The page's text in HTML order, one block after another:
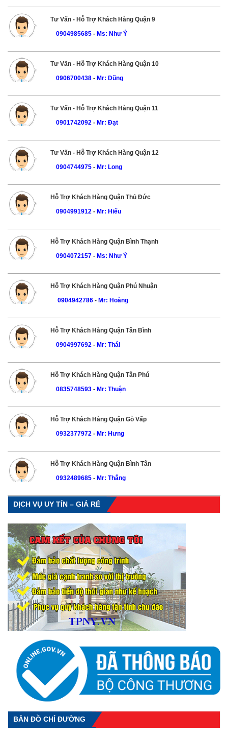
Tư Vấn - Hỗ Trợ Khách Hàng Quận 9
0904985685- Ms: Như Ý
Tư Vấn - Hỗ Trợ Khách Hàng Quận 10
0906700438- Mr: Dũng
Tư Vấn - Hỗ Trợ Khách Hàng Quận 11
0901742092- Mr: Đạt
Tư Vấn - Hỗ Trợ Khách Hàng Quận 12
0904744975- Mr: Long
Hỗ Trợ Khách Hàng Quận Thủ Đức
0904991912- Mr: Hiếu
Hỗ Trợ Khách Hàng Quận Bình Thạnh
0904072157- Ms: Như Ý
Hỗ Trợ Khách Hàng Quận Phú Nhuận
0904942786- Mr: Hoàng
Hỗ Trợ Khách Hàng Quận Tân Bình
0904997692- Mr: Thái
Hỗ Trợ Khách Hàng Quận Tân Phú
0835748593- Mr: Thuận
Hỗ Trợ Khách Hàng Quận Gò Vấp
0932377972- Mr: Hưng
Hỗ Trợ Khách Hàng Quận Bình Tân
0932489685- Mr: Thắng
DỊCH VỤ UY TÍN – GIÁ RẺ
BẢN ĐỒ CHỈ ĐƯỜNG